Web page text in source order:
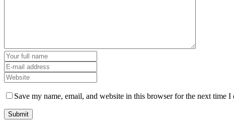
Save my name, email, and website in this browser for the next time I